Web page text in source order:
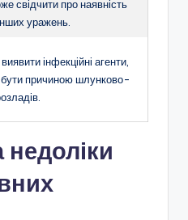
свідчити про наявність
уражень.
інфекційні агенти,
бути причиною шлунково-
недоліки